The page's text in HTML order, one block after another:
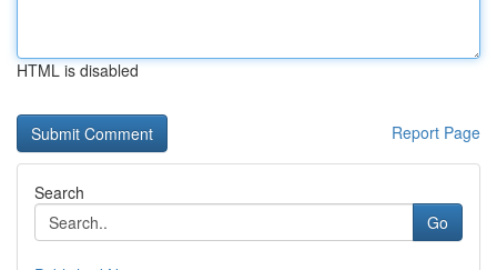
HTML is disabled
Report Page
Search
Go